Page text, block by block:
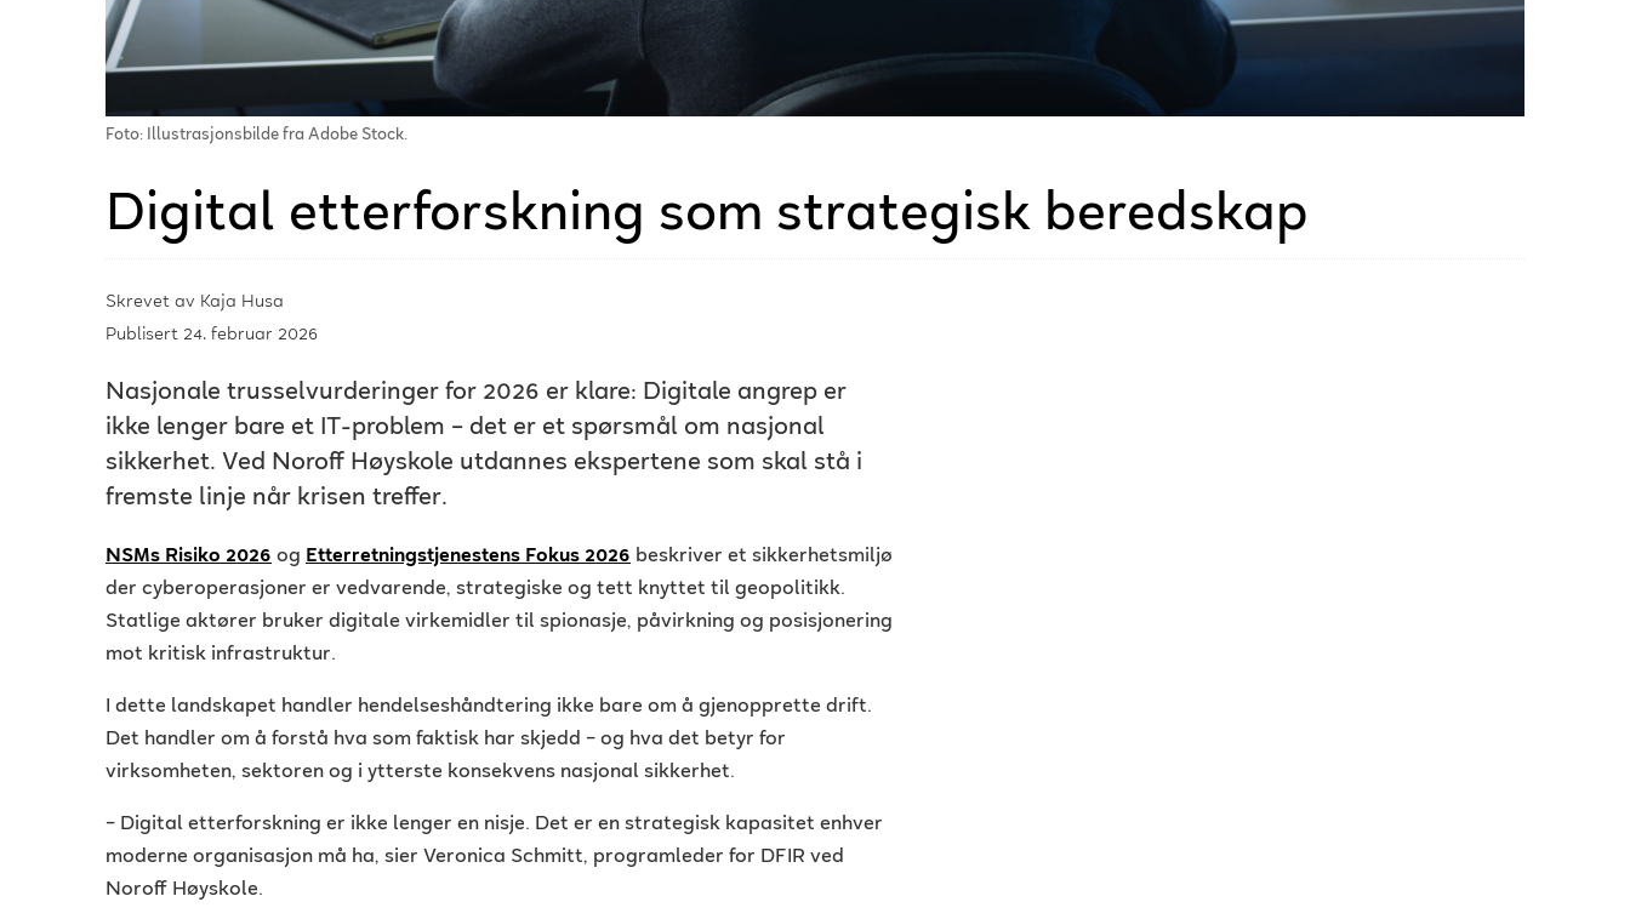
Foto: Illustrasjonsbilde fra Adobe Stock.
Digital etterforskning som strategisk beredskap
Skrevet av Kaja Husa
Publisert 24. februar 2026
Nasjonale trusselvurderinger for 2026 er klare: Digitale angrep er
ikke lenger bare et IT-problem – det er et spørsmål om nasjonal
sikkerhet. Ved Noroff Høyskole utdannes ekspertene som skal stå i
fremste linje når krisen treffer.
NSMs Risiko 2026 og Etterretningstjenestens Fokus 2026 beskriver et sikkerhetsmiljø
der cyberoperasjoner er vedvarende, strategiske og tett knyttet til geopolitikk.
Statlige aktører bruker digitale virkemidler til spionasje, påvirkning og posisjonering
mot kritisk infrastruktur.
I dette landskapet handler hendelseshåndtering ikke bare om å gjenopprette drift.
Det handler om å forstå hva som faktisk har skjedd – og hva det betyr for
virksomheten, sektoren og i ytterste konsekvens nasjonal sikkerhet.
– Digital etterforskning er ikke lenger en nisje. Det er en strategisk kapasitet enhver
moderne organisasjon må ha, sier Veronica Schmitt, programleder for DFIR ved
Noroff Høyskole.